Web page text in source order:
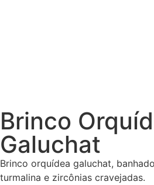
Brinco
Galuchat
Brinco orquídea galuchat,
turmalina e zircônias cravejadas.